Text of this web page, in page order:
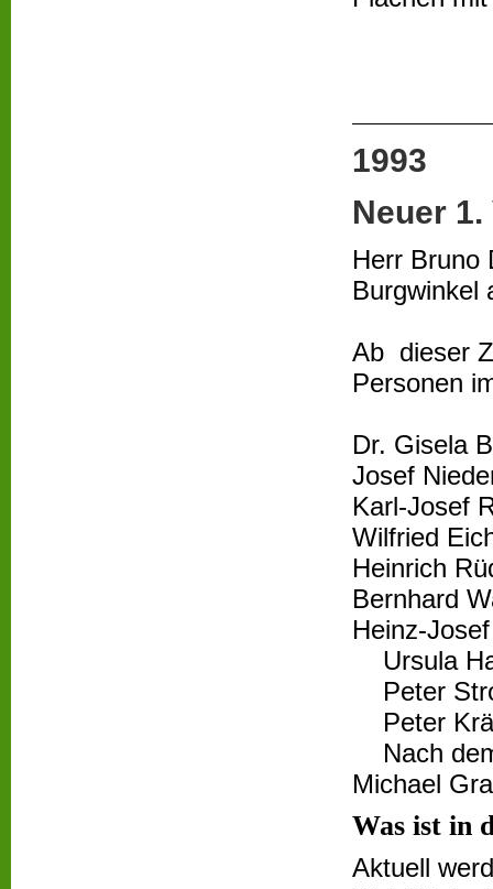
1993
Neuer
Herr Bruno
Burgwinkel
Ab dieser
Personen
Dr. Gisela
Josef
Karl-Josef
Wilfried
Heinrich
Bernhard
Heinz-
Ursula
Peter
Peter
Nach
Michael
Was ist in
Aktuell